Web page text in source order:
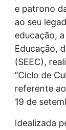
e patrono
ao seu
educação,
Educação,
(SEEC),
“Ciclo de
referente
19 de
Idealizada